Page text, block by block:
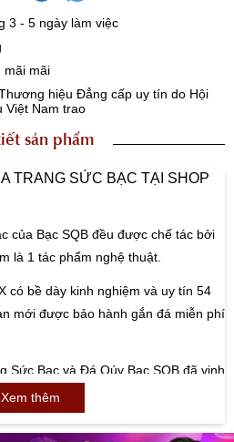
3 - 5 ngày làm việc
mãi mãi
hiệu Đẳng cấp uy tín do Hội
Việt Nam trao
sản phẩm
TRANG SỨC BẠC TẠI SHOP
của Bạc SQB đều được chế tác bởi
là 1 tác phẩm nghệ thuật.
có bề dày kinh nghiệm và uy tín 54
mới được bảo hành gắn đá miễn phí
Sức Bạc và Đá Qúy Bạc SQB đã vinh
được trao tặng Cúp “Thương
xuất sắc vượt qua các tiêu chuẩn
gồm đại diện các cơ quan, ban
Xem thêm